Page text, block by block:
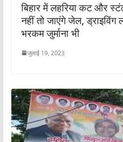
बिहार में लहरिया कट और
नहीं तो जाएंगे जेल, ड्राइविंग
भरकम जुर्माना भी
जुलाई 19, 2023